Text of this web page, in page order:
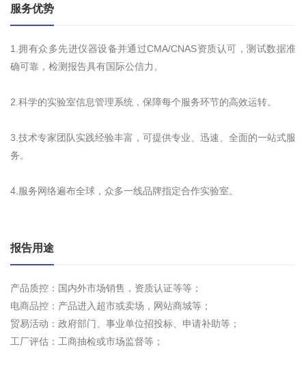
服务优势
1.拥有众多先进仪器设备并通过CMA/CNAS资质认可，测试数据准
确可靠，检测报告具有国际公信力。
2.科学的实验室信息管理系统，保障每个服务环节的高效运转。
3.技术专家团队实践经验丰富，可提供专业、迅速、全面的一站式服
务。
4.服务网络遍布全球，众多一线品牌指定合作实验室。
报告用途
产品质控：国内外市场销售，资质认证等等；
电商品控：产品进入超市或卖场，网站商城等；
贸易活动：政府部门、事业单位招投标、申请补助等；
工厂评估：工商抽检或市场监督等；